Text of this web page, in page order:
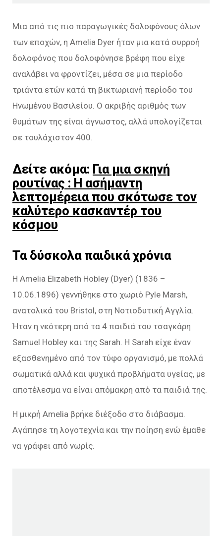
Μια από τις πιο παραγωγικές δολοφόνους όλων
των εποχών, η Amelia Dyer ήταν μια κατά συρροή
δολοφόνος που δολοφόνησε βρέφη που είχε
αναλάβει να φροντίζει, μέσα σε μια περίοδο
τριάντα ετών κατά τη βικτωριανή περίοδο του
Ηνωμένου Βασιλείου. Ο ακριβής αριθμός των
θυμάτων της είναι άγνωστος, αλλά υπολογίζεται
σε τουλάχιστον 400.
Δείτε ακόμα: Για μια σκηνή
ρουτίνας : Η ασήμαντη
λεπτομέρεια που σκότωσε τον
καλύτερο κασκαντέρ του
κόσμου
Τα δύσκολα παιδικά χρόνια
Η Amelia Elizabeth Hobley (Dyer) (1836 –
10.06.1896) γεννήθηκε στο χωριό Pyle Marsh,
ανατολικά του Bristol, στη Νοτιοδυτική Αγγλία.
Ήταν η νεότερη από τα 4 παιδιά του τσαγκάρη
Samuel Hobley και της Sarah. Η Sarah είχε έναν
εξασθενημένο από τον τύφο οργανισμό, με πολλά
σωματικά αλλά και ψυχικά προβλήματα υγείας, με
αποτέλεσμα να είναι απόμακρη από τα παιδιά της.
Η μικρή Amelia βρήκε διέξοδο στο διάβασμα.
Αγάπησε τη λογοτεχνία και την ποίηση ενώ έμαθε
να γράφει από νωρίς.